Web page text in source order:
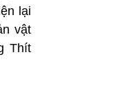
lại
vật
Thít